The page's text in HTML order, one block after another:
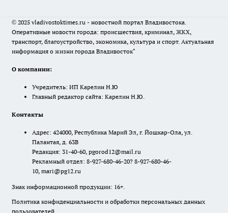
© 2025 vladivostoktimes.ru - новостной портал Владивостока.
Оперативные новости города: происшествия, криминал, ЖКХ,
транспорт, благоустройство, экономика, культура и спорт. Актуальная
информация о жизни города Владивосток"
О компании:
Учредитель: ИП Карелин Н.Ю
Главный редактор сайта: Карелин Н.Ю.
Контакты
Адрес: 424000, Республика Марий Эл, г. Йошкар-Ола, ул.
Палантая, д. 63В
Редакция: 31-40-60, pgorod12@mail.ru
Рекламный отдел: 8-927-680-46-20? 8-927-680-46-
10, mari@pg12.ru
Знак информационной продукции: 16+.
Политика конфиденциальности и обработки персональных данных
пользователей